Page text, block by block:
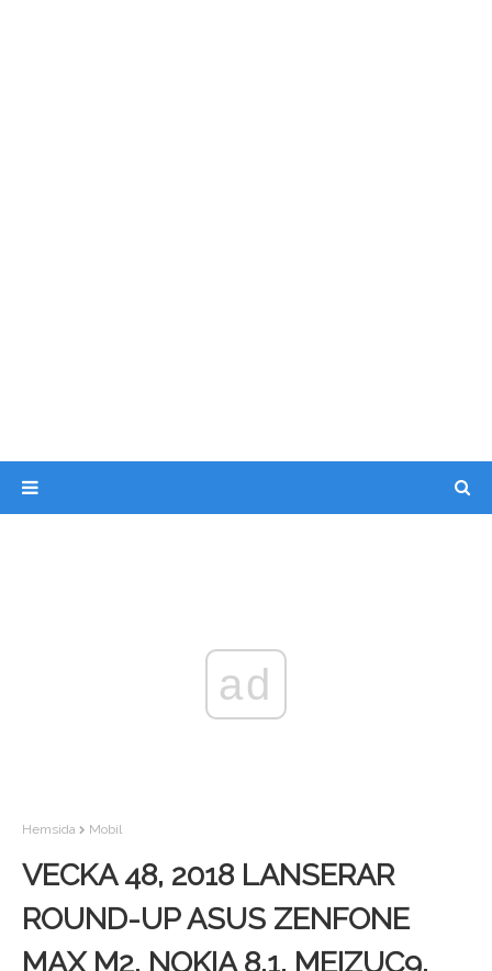
ad
Hemsida Mobil
VECKA 48, 2018 LANSERAR
ROUND-UP ASUS ZENFONE
MAX M2, NOKIA 8.1, MEIZUC9,